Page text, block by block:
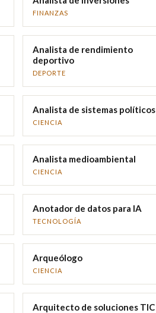
FINANZAS
Analista de rendimiento
deportivo
DEPORTE
Analista de sistemas políticos
CIENCIA
Analista medioambiental
CIENCIA
Anotador de datos para IA
TECNOLOGÍA
Arqueólogo
CIENCIA
Arquitecto de soluciones TIC